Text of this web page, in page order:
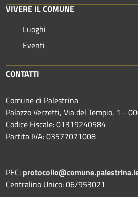
VIVERE IL COMUNE
Luoghi
Eventi
CONTATTI
Comune di Palestrina
Palazzo Verzetti, Via del Tempio, 1 -
Codice Fiscale: 01319240584
Partita IVA: 03577071008
PEC:
Centralino Unico: 06/953021